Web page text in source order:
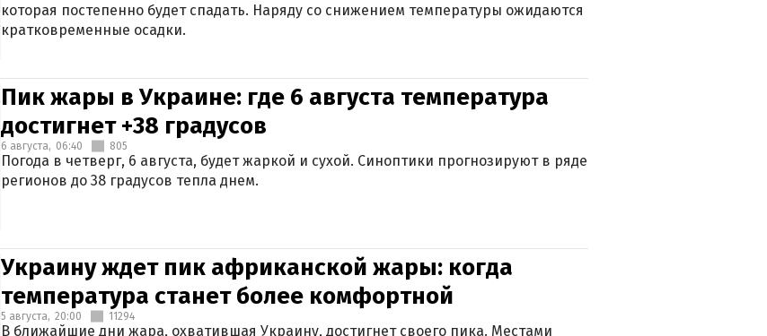
которая постепенно будет спадать. Наряду со снижением температуры ожидаются
кратковременные осадки.
Пик жары в Украине: где 6 августа температура
достигнет +38 градусов
6 августа, 06:40 805
Погода в четверг, 6 августа, будет жаркой и сухой. Синоптики прогнозируют в ряде
регионов до 38 градусов тепла днем.
Украину ждет пик африканской жары: когда
температура станет более комфортной
5 августа, 20:00 11294
В ближайшие дни жара, охватившая Украину, достигнет своего пика. Местами